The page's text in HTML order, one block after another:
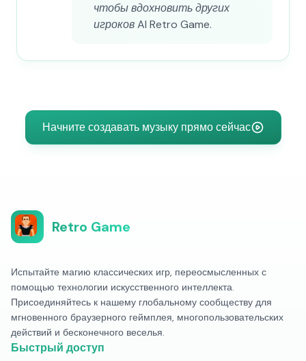
чтобы вдохновить других
игроков AI Retro Game.
Начните создавать музыку прямо сейчас
Retro Game
Испытайте магию классических игр, переосмысленных с
помощью технологии искусственного интеллекта.
Присоединяйтесь к нашему глобальному сообществу для
мгновенного браузерного геймплея, многопользовательских
действий и бесконечного веселья.
Быстрый доступ